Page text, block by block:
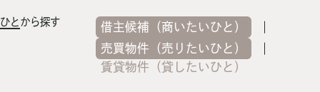
ひと から探す
借主候補（商いたいひと）
売買物件（売りたいひと）
賃貸物件（貸したいひと）